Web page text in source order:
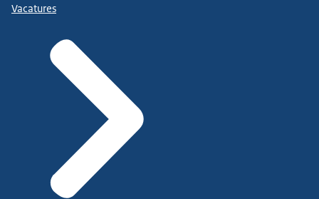
Vacatures